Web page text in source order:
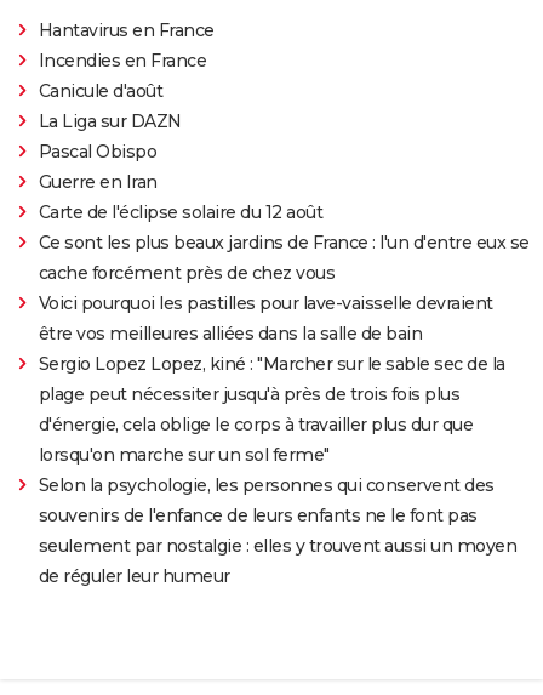
Hantavirus en France
Incendies en France
Canicule d'août
La Liga sur DAZN
Pascal Obispo
Guerre en Iran
Carte de l'éclipse solaire du 12 août
Ce sont les plus beaux jardins de France : l'un d'entre eux se
cache forcément près de chez vous
Voici pourquoi les pastilles pour lave-vaisselle devraient
être vos meilleures alliées dans la salle de bain
Sergio Lopez Lopez, kiné : "Marcher sur le sable sec de la
plage peut nécessiter jusqu'à près de trois fois plus
d'énergie, cela oblige le corps à travailler plus dur que
lorsqu'on marche sur un sol ferme"
Selon la psychologie, les personnes qui conservent des
souvenirs de l'enfance de leurs enfants ne le font pas
seulement par nostalgie : elles y trouvent aussi un moyen
de réguler leur humeur